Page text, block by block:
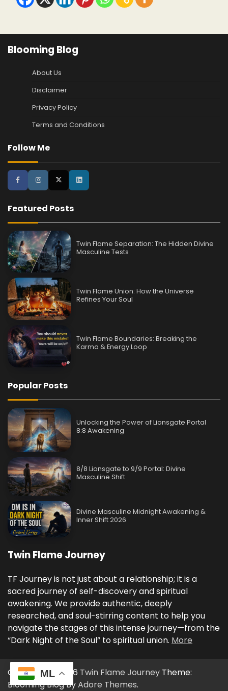
Blooming Blog
About Us
Disclaimer
Privacy Policy
Terms and Conditions
Follow Me
Featured Posts
Twin Flame Separation: The Hidden Divine
Masculine Tests
Twin Flame Union: How the Universe
Refines Your Soul
Twin Flame Boundaries: Breaking the
Karma & Energy Loop
Popular Posts
Unlocking the Power of Lionsgate Portal
8:8 Awakening
8/8 Lionsgate to 9/9 Portal: Divine
Masculine Shift
Divine Masculine Midnight Awakening &
Inner Shift 2026
Twin Flame Journey
TF Journey is not just about a relationship; it is a
sacred journey of self-discovery and spiritual
awakening. We provide authentic, deeply
researched, and soul-stirring content to help you
navigate the stages of this intense journey—from the
“Dark Night of the Soul” to spiritual union. More
Copyright © 2026 Twin Flame Journey Theme:
Blooming Blog ByAdore Themes.
ML